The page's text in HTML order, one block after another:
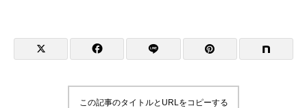
この記事のタイトルとURLをコピーする